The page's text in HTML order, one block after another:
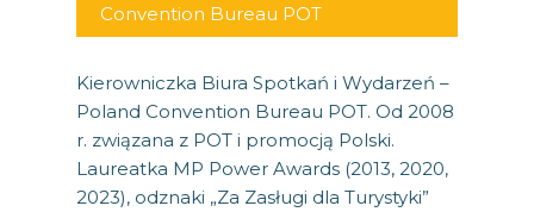
Convention Bureau POT
Kierowniczka Biura Spotkań i Wydarzeń –
Poland Convention Bureau POT. Od 2008
r. związana z POT i promocją Polski.
Laureatka MP Power Awards (2013, 2020,
2023), odznaki „Za Zasługi dla Turystyki”